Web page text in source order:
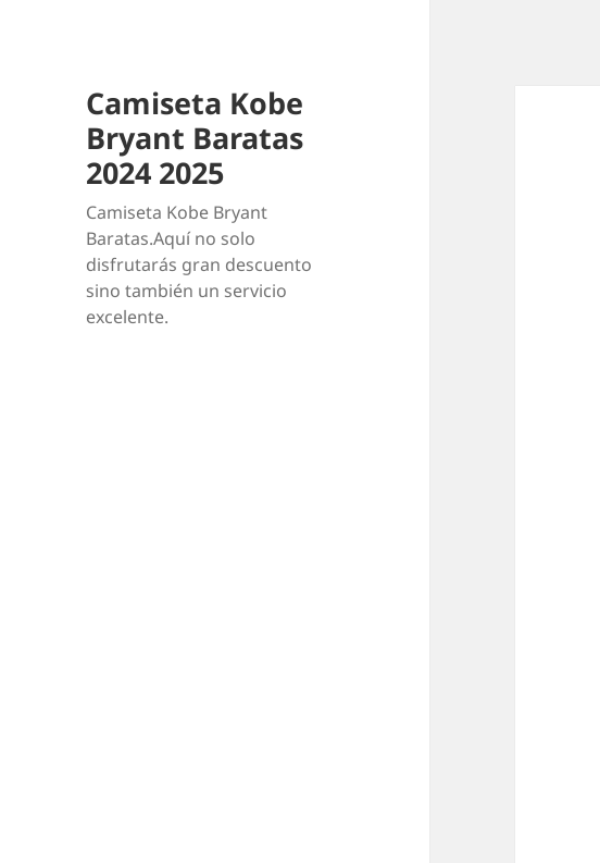
Camiseta Kobe
Bryant Baratas
2024 2025
Camiseta Kobe Bryant
Baratas.Aquí no solo
disfrutarás gran descuento
sino también un servicio
excelente.